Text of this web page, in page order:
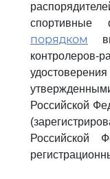
спортивные
порядком
Российской
Российской